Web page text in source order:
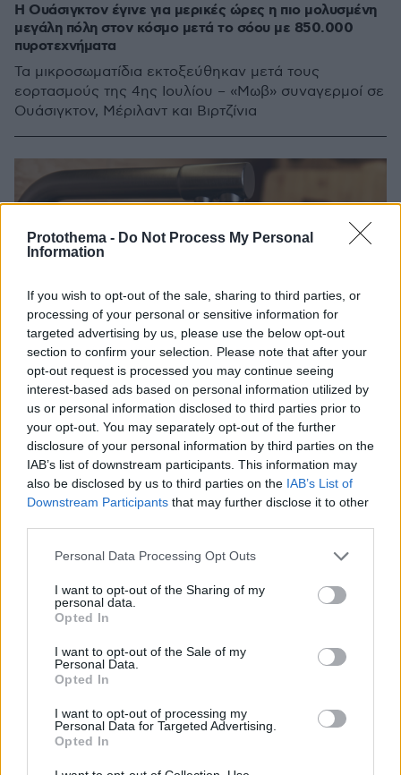
Protothema - Do Not Process My Personal
Information
If you wish to opt-out of the sale, sharing to third parties, or
processing of your personal or sensitive information for
targeted advertising by us, please use the below opt-out
section to confirm your selection. Please note that after your
opt-out request is processed you may continue seeing
interest-based ads based on personal information utilized by
us or personal information disclosed to third parties prior to
your opt-out. You may separately opt-out of the further
disclosure of your personal information by third parties on the
IAB’s list of downstream participants. This information may
also be disclosed by us to third parties on the IAB’s List of
Downstream Participants that may further disclose it to other
Please note that this website/app uses one or more Google
not limited to your visit or usage behaviour. You may click to
grant or deny consent to Google and its third-party tags to
use your data for below specified purposes in below Google
consent section.
Personal Data Processing Opt Outs
I want to opt-out of the Sharing of my
personal data.
Opted In
I want to opt-out of the Sale of my
Personal Data.
Opted In
I want to opt-out of processing my
Personal Data for Targeted Advertising.
Opted In
Η Ουάσιγκτον έγινε για μερικές ώρες η πιο μολυσμένη
μεγάλη πόλη στον κόσμο μετά το σόου με 850.000
πυροτεχνήματα
Τα μικροσωματίδια εκτοξεύθηκαν μετά τους
εορτασμούς της 4ης Ιουλίου – «Μωβ» συναγερμοί σε
Ουάσιγκτον, Μέριλαντ και Βιρτζίνια
προστατεύσουμε το σπίτι μας από αυτά
Αυτά τα μικροσκοπικά θραύσματα, που προέρχονται
υφάσματα, μολύνουν τον πλανήτη μας αλλά και το
ανθρώπινο σώμα
10.09.2025, 07:36 3